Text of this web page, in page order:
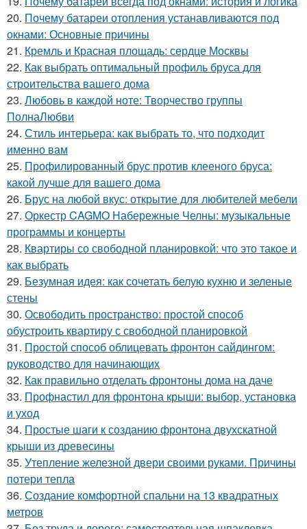
20. Почему батареи отопления устанавливаются под
окнами: Основные причины
21. Кремль и Красная площадь: сердце Москвы
22. Как выбрать оптимальный профиль бруса для
строительства вашего дома
23. Любовь в каждой ноте: Творчество группы
ПолнаЛюбви
24. Стиль интерьера: как выбрать то, что подходит
именно вам
25. Профилированный брус против клееного бруса:
какой лучше для вашего дома
26. Брус на любой вкус: открытие для любителей мебели
27. Оркестр CAGMO Набережные Челны: музыкальные
программы и концерты
28. Квартиры со свободной планировкой: что это такое и
как выбрать
29. Безумная идея: как сочетать белую кухню и зеленые
стены
30. Освободить пространство: простой способ
обустроить квартиру с свободной планировкой
31. Простой способ облицевать фронтон сайдингом:
руководство для начинающих
32. Как правильно отделать фронтоны дома на даче
33. Профнастил для фронтона крыши: выбор, установка
и уход
34. Простые шаги к созданию фронтона двухскатной
крыши из древесины
35. Утепление железной двери своими руками. Причины
потери тепла
36. Создание комфортной спальни на 13 квадратных
метров